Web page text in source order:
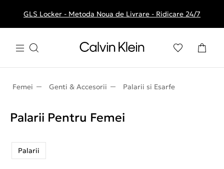
Livrare gratuita la comenzile de peste 250 RON
GLS Locker - Metoda Noua de Livrare - Ridicare 24/7
Femei Genti & Accesorii Palarii si Esarfe
Palarii Pentru Femei
Palarii